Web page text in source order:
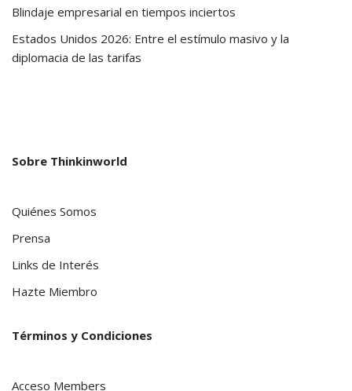
Blindaje empresarial en tiempos inciertos
Estados Unidos 2026: Entre el estímulo masivo y la
diplomacia de las tarifas
Sobre Thinkinworld
Quiénes Somos
Prensa
Links de Interés
Hazte Miembro
Términos y Condiciones
Acceso Members